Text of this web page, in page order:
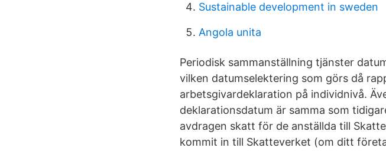
Sustainable development in sweden
Angola unita
Periodisk sammanställning tjänster
vilken datumselektering som görs då
arbetsgivardeklaration på individnivå.
deklarationsdatum är samma som
avdragen skatt för de anställda till
kommit in till Skatteverket (om ditt